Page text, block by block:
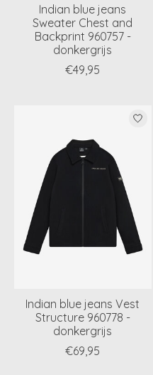
Indian blue jeans
Sweater Chest and
Backprint 960757 -
donkergrijs
€49,95
Indian blue jeans Vest
Structure 960778 -
donkergrijs
€69,95